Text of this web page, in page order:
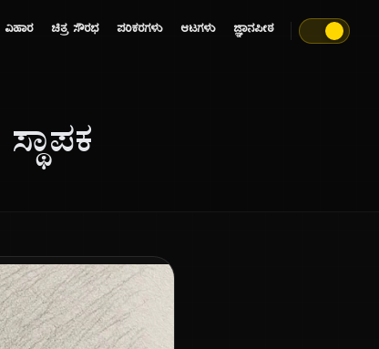
ವಿಹಾರ ಚಿತ್ರ ಸೌರಭ ಪರಿಕರಗಳು ಆಟಗಳು ಜ್ಞಾನಪೀಠ